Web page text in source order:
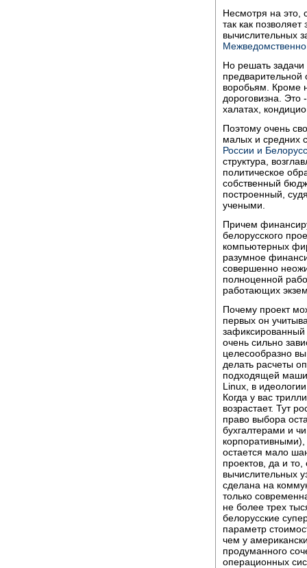
Несмотря на это,
так как
вычислительных
Но решать
предварительной
воробьям. Кроме
дороговизна.
халатах,
Поэтому очень
малых и средних
России и
структура,
политическое
собственный
построенный,
учеными.
Причем
белорусского
компьютерных
разумное
совершенно
полноценной
работающих
Почему проект
первых он
зафиксированный
очень сильно
целесообразно
делать расчеты
подходящей
Linux, в
Когда у вас
возрастает. Тут
право выбора
бухгалтерами и
остается мало
проектов, да и то,
вычислительных
сделана на
только
не более трех
белорусские
параметр
чем у
продуманного
операционных